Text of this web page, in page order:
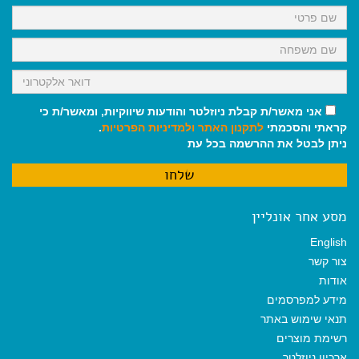
k
p
m
אני מאשר/ת קבלת ניוזלטר והודעות שיווקיות, ומאשר/ת כי
קראתי והסכמתי לתקנון האתר ולמדיניות הפרטיות.
ניתן לבטל את ההרשמה בכל עת
מסע אחר אונליין
English
צור קשר
אודות
מידע למפרסמים
תנאי שימוש באתר
רשימת מוצרים